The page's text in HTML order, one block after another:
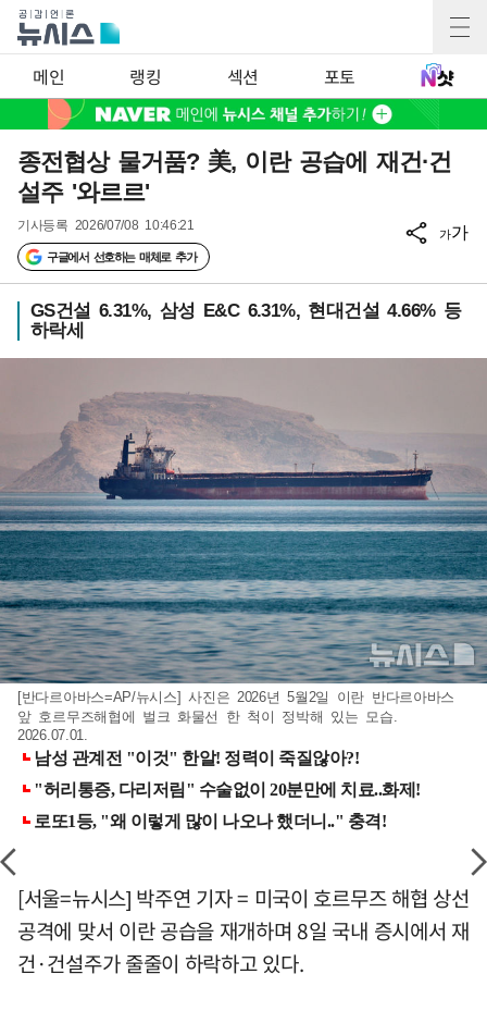
메인 랭킹 섹션 포토
종전협상 물거품? 美, 이란 공습에 재건·건
설주 '와르르'
기사등록 2026/07/08 10:46:21
구글에서 선호하는 매체로 추가
가가
GS건설 6.31%, 삼성 E&C 6.31%, 현대건설 4.66% 등
하락세
[반다르아바스=AP/뉴시스] 사진은 2026년 5월2일 이란 반다르아바스
앞 호르무즈해협에 벌크 화물선 한 척이 정박해 있는 모습.
2026.07.01.
[서울=뉴시스] 박주연 기자 = 미국이 호르무즈 해협 상선
공격에 맞서 이란 공습을 재개하며 8일 국내 증시에서 재
건·건설주가 줄줄이 하락하고 있다.